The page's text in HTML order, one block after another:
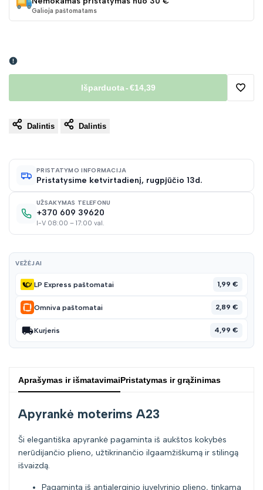
Galioja paštomatams
Išparduota-€14,39
Dalintis Dalintis
PRISTATYMO INFORMACIJA
Pristatysime ketvirtadienį, rugpjūčio 13d.
UŽSAKYMAS TELEFONU
+370 609 39620
I-V 08:00 – 17:00 val.
VEŽĖJAI
LP Express paštomatai 1,99 €
Omniva paštomatai 2,89 €
Kurjeris 4,99 €
Aprašymas ir išmatavimaiPristatymas ir grąžinimas
Apyrankė moterims A23
Ši elegantiška apyrankė pagaminta iš aukštos kokybės
nerūdijančio plieno, užtikrinančio ilgaamžiškumą ir stilingą
išvaizdą.
Pagaminta iš antialerginio juvelyrinio plieno, tinkama